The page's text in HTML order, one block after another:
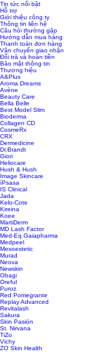
Tin tức nổi bật
Hỗ trợ
Giới thiệu công ty
Thông tin liên hệ
Câu hỏi thường gặp
Hướng dẫn mua hàng
Thanh toán đơn hàng
Vận chuyển giao nhận
Đổi trả và hoàn tiền
Bảo mật thông tin
Thương hiệu
A&Plus
Aroma Dreams
Avène
Beauty Care
Bella Belle
Best Model Slim
Bioderma
Collagen CD
CosmeRx
CRX
Dermedicine
Dr.Brandt
Giori
Heliocare
Hush & Hush
Image Skincare
íPsasa
IS Clinical
Jada
Kelo-Cote
Kireina
Koee
MartiDerm
MD Lash Factor
Med-Eq Gaiapharma
Medpeel
Mesoestetic
Murad
Neova
Newskin
Obagi
Oreful
Puroz
Red Pomegrante
Replay Advanced
Revitalash
Sakura
Skin Pasión
St. Nirvana
TiZo
Vichy
ZO Skin Health